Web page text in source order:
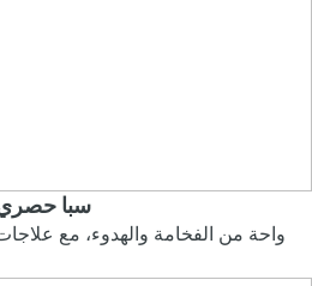
سبا
واحة من الفخامة والهدوء، مع